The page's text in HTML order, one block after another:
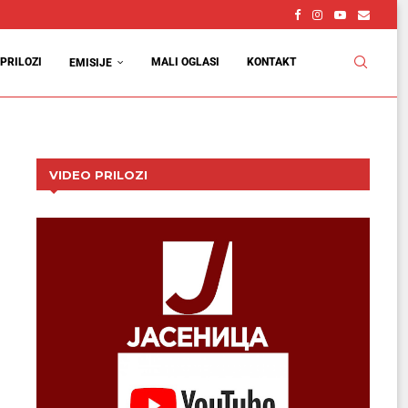
PRILOZI EMISIJE MALI OGLASI KONTAKT
VIDEO PRILOZI